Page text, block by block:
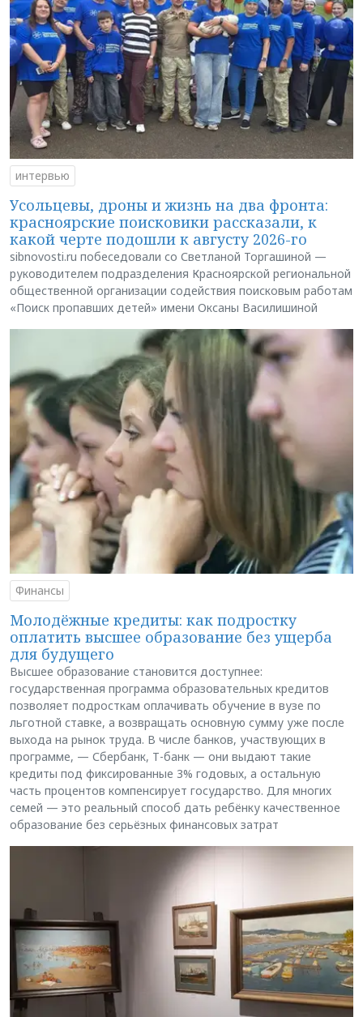
интервью
Усольцевы, дроны и жизнь на два фронта:
красноярские поисковики рассказали, к
какой черте подошли к августу 2026-го
sibnovosti.ru побеседовали со Светланой Торгашиной —
руководителем подразделения Красноярской региональной
общественной организации содействия поисковым работам
«Поиск пропавших детей» имени Оксаны Василишиной
Финансы
Молодёжные кредиты: как подростку
оплатить высшее образование без ущерба
для будущего
Высшее образование становится доступнее:
государственная программа образовательных кредитов
позволяет подросткам оплачивать обучение в вузе по
льготной ставке, а возвращать основную сумму уже после
выхода на рынок труда. В числе банков, участвующих в
программе, — Сбербанк, Т-банк — они выдают такие
кредиты под фиксированные 3% годовых, а остальную
часть процентов компенсирует государство. Для многих
семей — это реальный способ дать ребёнку качественное
образование без серьёзных финансовых затрат